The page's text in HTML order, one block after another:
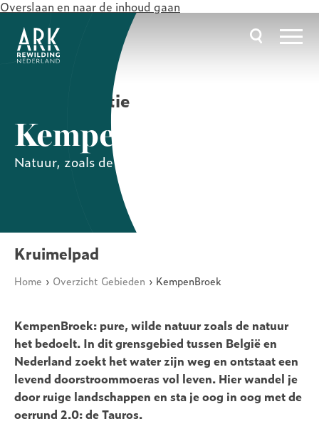
Overslaan en naar de inhoud gaan
Hoofdnavigatie
KempenBroek
Natuur, zoals de natuur het bedoeld heeft
Kruimelpad
Home Overzicht Gebieden KempenBroek
KempenBroek: pure, wilde natuur zoals de natuur
het bedoelt. In dit grensgebied tussen België en
Nederland zoekt het water zijn weg en ontstaat een
levend doorstroommoeras vol leven. Hier wandel je
door ruige landschappen en sta je oog in oog met de
oerrund 2.0: de Tauros.